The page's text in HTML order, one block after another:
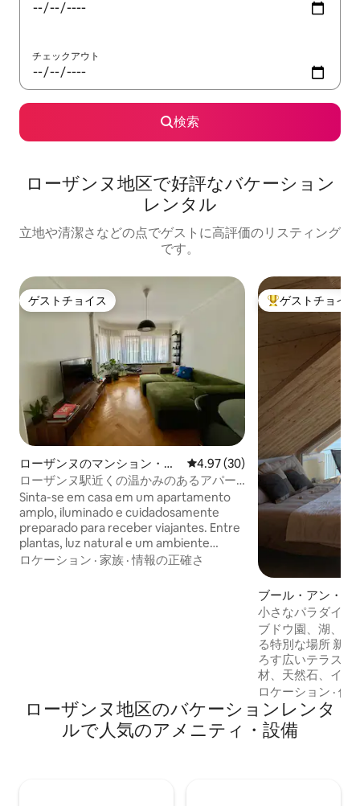
チェックアウト
検索
ローザンヌ地区で好評なバケーション
レンタル
立地や清潔さなどの点でゲストに高評価のリスティング
です。
ゲストチョイス
ゲストチョイス
ローザンヌのマンション・ア
パート
レビュー30件、5つ星中4.97つ
4.97 (30)
ローザンヌ駅近くの温かみのあるアパー
トメント
Sinta-se em casa em um apartamento
amplo, iluminado e cuidadosamente
preparado para receber viajantes. Entre
plantas, luz natural e um ambiente
tranquilo, você encontrará o equilíbrio
ロケーション · 家族 ·情報の正確さ
大好評のゲスト
ゲストチョイス
ブール・アン・ラ
マンション・アパ
小さなパラダイス
湖に面しています
ブドウ園、湖、山
る特別な場所 新しいアパート、湖を見下
ろす広いテラス、 個性的な内装、古い木
材、天然石、イタ
ドライヤー、シ
冷蔵庫、やかん
レンジ、オーブ
個、食器など...
ロケーション ·価
ローザンヌ地区のバケーションレンタ
ルで人気のアメニティ・設備